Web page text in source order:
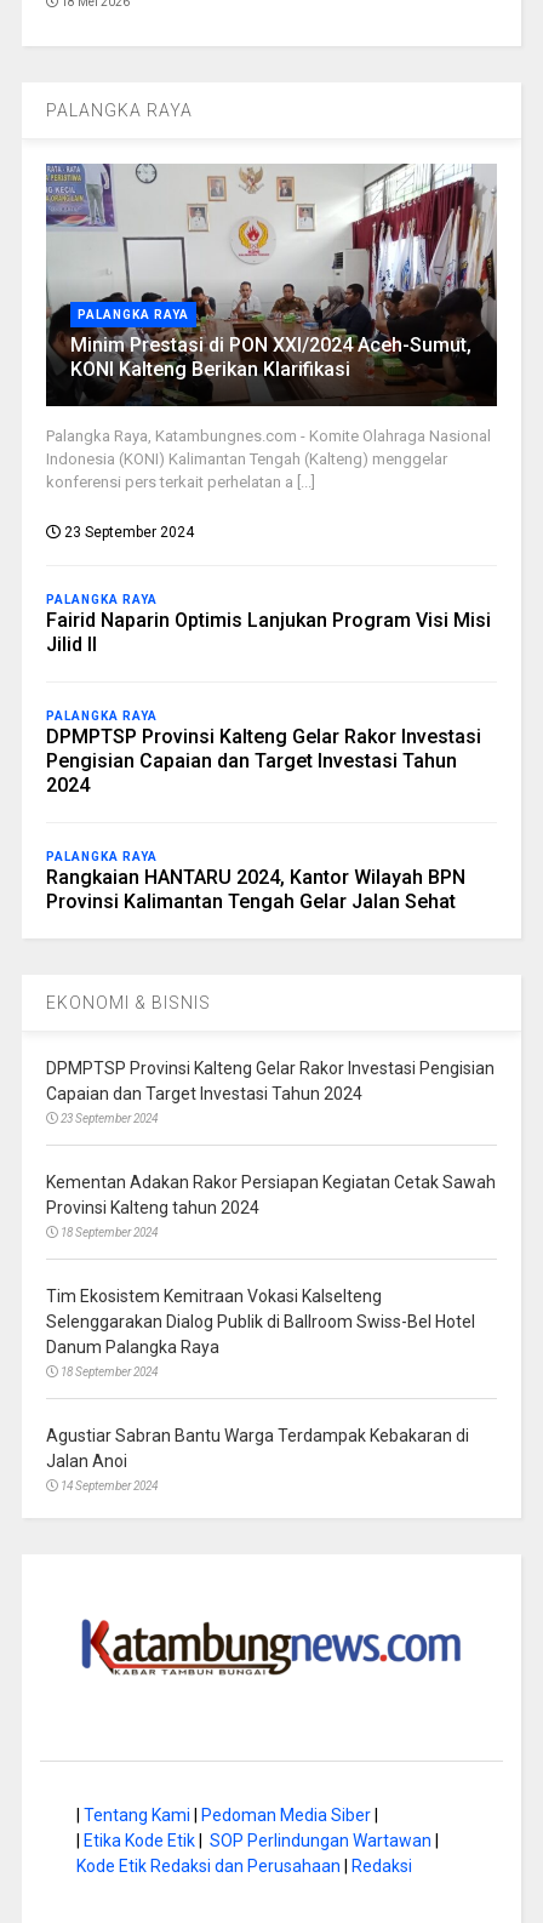
PALANGKA RAYA
PALANGKA RAYA
Minim Prestasi di PON XXI/2024 Aceh-Sumut,
KONI Kalteng Berikan Klarifikasi
Palangka Raya, Katambungnes.com - Komite Olahraga Nasional
Indonesia (KONI) Kalimantan Tengah (Kalteng) menggelar
konferensi pers terkait perhelatan a [...]
23 September 2024
PALANGKA RAYA
Fairid Naparin Optimis Lanjukan Program Visi Misi
Jilid II
PALANGKA RAYA
DPMPTSP Provinsi Kalteng Gelar Rakor Investasi
Pengisian Capaian dan Target Investasi Tahun
2024
PALANGKA RAYA
Rangkaian HANTARU 2024, Kantor Wilayah BPN
Provinsi Kalimantan Tengah Gelar Jalan Sehat
EKONOMI & BISNIS
DPMPTSP Provinsi Kalteng Gelar Rakor Investasi Pengisian
Capaian dan Target Investasi Tahun 2024
23 September 2024
Kementan Adakan Rakor Persiapan Kegiatan Cetak Sawah
Provinsi Kalteng tahun 2024
18 September 2024
Tim Ekosistem Kemitraan Vokasi Kalselteng
Selenggarakan Dialog Publik di Ballroom Swiss-Bel Hotel
Danum Palangka Raya
18 September 2024
Agustiar Sabran Bantu Warga Terdampak Kebakaran di
Jalan Anoi
14 September 2024
Tentang Kami Pedoman Media Siber|
Etika Kode Etik| SOP Perlindungan Wartawan
Kode Etik Redaksi dan Perusahaan
Redaksi